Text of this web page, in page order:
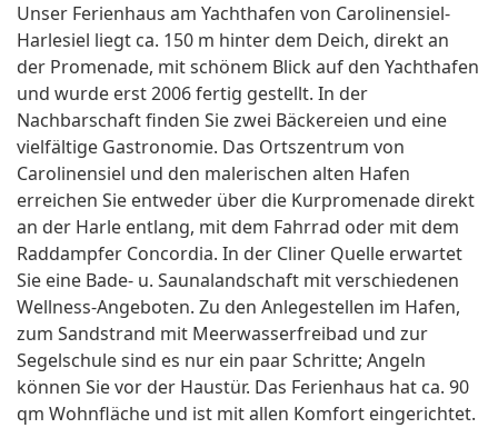
Unser Ferienhaus am Yachthafen von Carolinensiel-
Harlesiel liegt ca. 150 m hinter dem Deich, direkt an
der Promenade, mit schönem Blick auf den Yachthafen
und wurde erst 2006 fertig gestellt. In der
Nachbarschaft finden Sie zwei Bäckereien und eine
vielfältige Gastronomie. Das Ortszentrum von
Carolinensiel und den malerischen alten Hafen
erreichen Sie entweder über die Kurpromenade direkt
an der Harle entlang, mit dem Fahrrad oder mit dem
Raddampfer Concordia. In der Cliner Quelle erwartet
Sie eine Bade- u. Saunalandschaft mit verschiedenen
Wellness-Angeboten. Zu den Anlegestellen im Hafen,
zum Sandstrand mit Meerwasserfreibad und zur
Segelschule sind es nur ein paar Schritte; Angeln
können Sie vor der Haustür. Das Ferienhaus hat ca. 90
qm Wohnfläche und ist mit allen Komfort eingerichtet.